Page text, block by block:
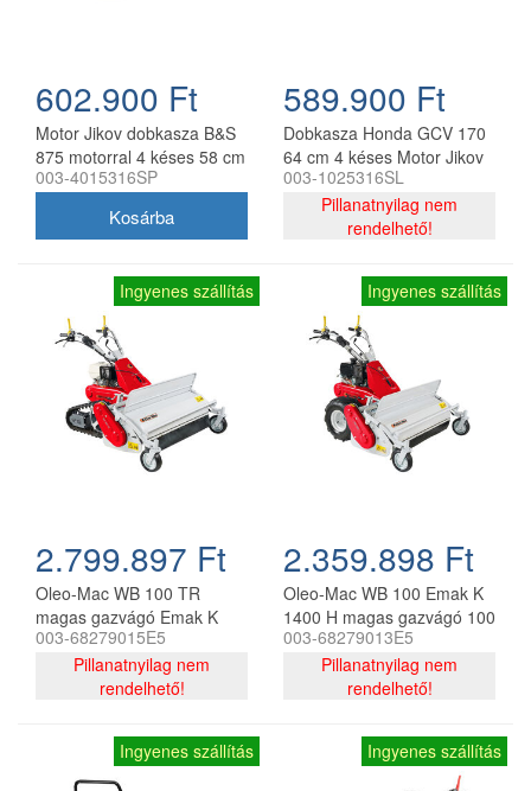
602.900 Ft
Motor Jikov dobkasza B&S
875 motorral 4 késes 58 cm
003-4015316SP
589.900 Ft
Dobkasza Honda GCV 170
64 cm 4 késes Motor Jikov
003-1025316SL
Pillanatnyilag nem
rendelhető!
Ingyenes szállítás
2.799.897 Ft
Oleo-Mac WB 100 TR
magas gazvágó Emak K
1400 H motorral,
hernyótalpas meghajtással
003-68279015E5
Pillanatnyilag nem
rendelhető!
Ingyenes szállítás
2.359.898 Ft
Oleo-Mac WB 100 Emak K
1400 H magas gazvágó 100
cm, 459 cm3
003-68279013E5
Pillanatnyilag nem
rendelhető!
Ingyenes szállítás Ingyenes szállítás